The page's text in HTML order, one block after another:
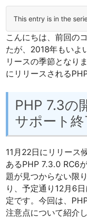
This entry is in the
こんにちは、前回の
たが、2018年もいよ
リースの季節となり
にリリースされる
PHP 7.3の
サポート終
11月22日にリリース
あるPHP 7.3.0 RC6
題が見つからない限
り、予定通り12月6
定です。今回は、
注意点について紹介し